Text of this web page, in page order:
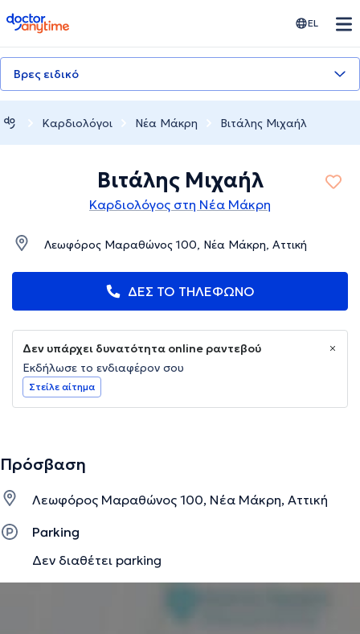
doctoranytime EL
Βρες ειδικό
Καρδιολόγοι Νέα Μάκρη Βιτάλης Μιχαήλ
Βιτάλης Μιχαήλ
Καρδιολόγος στη Νέα Μάκρη
Λεωφόρος Μαραθώνος 100, Νέα Μάκρη, Αττική
ΔΕΣ ΤΟ ΤΗΛΕΦΩΝΟ
Δεν υπάρχει δυνατότητα online ραντεβού
Εκδήλωσε το ενδιαφέρον σου
Στείλε αίτημα
Πρόσβαση
Λεωφόρος Μαραθώνος 100, Νέα Μάκρη, Αττική
Parking
Δεν διαθέτει parking